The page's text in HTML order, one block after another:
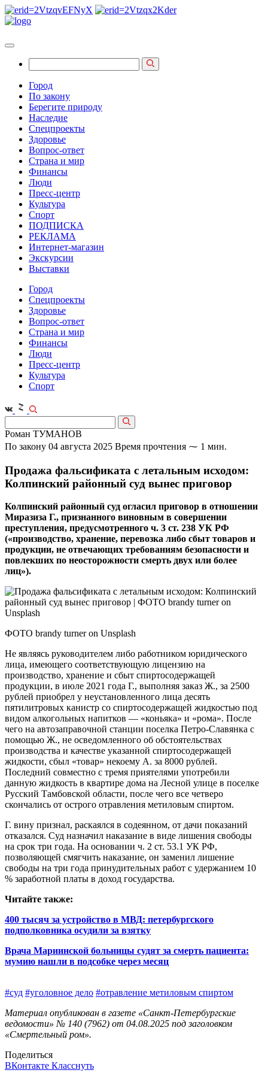
Город
По закону
Берегите природу
Наследие
Спецпроекты
Здоровье
Вопрос-ответ
Страна и мир
Финансы
Люди
Пресс-центр
Культура
Спорт
ПОДПИСКА
РЕКЛАМА
Интернет-магазин
Экскурсии
Выставки
Город
Спецпроекты
Здоровье
Вопрос-ответ
Страна и мир
Финансы
Люди
Пресс-центр
Культура
Спорт
Роман ТУМАНОВ
По закону 04 августа 2025 Время прочтения ⁓ 1 мин.
Продажа фальсификата с летальным исходом:
Колпинский районный суд вынес приговор
Колпинский районный суд огласил приговор в отношении
Миразиза Г., признанного виновным в совершении
преступления, предусмотренного ч. 3 ст. 238 УК РФ
(«производство, хранение, перевозка либо сбыт товаров и
продукции, не отвечающих требованиям безопасности и
повлекших по неосторожности смерть двух или более
лиц»).
ФОТО brandy turner on Unsplash
Не являясь руководителем либо работником юридического
лица, имеющего соответствующую лицензию на
производство, хранение и сбыт спиртосодержащей
продукции, в июле 2021 года Г., выполняя заказ Ж., за 2500
рублей приобрел у неустановленного лица десять
пятилитровых канистр со спиртосодержащей жидкостью под
видом алкогольных напитков — «коньяка» и «рома». После
чего на автозаправочной станции поселка Петро-Славянка с
помощью Ж., не осведомленного об обстоятельствах
производства и качестве указанной спиртосодержащей
жидкости, сбыл «товар» некоему А. за 8000 рублей.
Последний совместно с тремя приятелями употребили
данную жидкость в квартире дома на Лесной улице в поселке
Русский Тамбовской области, после чего все четверо
скончались от острого отравления метиловым спиртом.
Г. вину признал, раскаялся в содеянном, от дачи показаний
отказался. Суд назначил наказание в виде лишения свободы
на срок три года. На основании ч. 2 ст. 53.1 УК РФ,
позволяющей смягчить наказание, он заменил лишение
свободы на три года принудительных работ с удержанием 10
% заработной платы в доход государства.
Читайте также:
400 тысяч за устройство в МВД: петербургского
подполковника осудили за взятку
Врача Мариинской больницы судят за смерть пациента:
мумию нашли в подсобке через месяц
#суд #уголовное дело #отравление метиловым спиртом
Материал опубликован в газете «Санкт-Петербургские
ведомости» № 140 (7962) от 04.08.2025 под заголовком
«Смертельный ром».
Поделиться
ВКонтакте Класснуть